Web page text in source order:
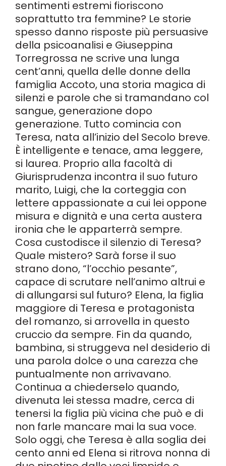
sentimenti estremi fioriscono
soprattutto tra femmine? Le storie
spesso danno risposte più persuasive
della psicoanalisi e Giuseppina
Torregrossa ne scrive una lunga
cent’anni, quella delle donne della
famiglia Accoto, una storia magica di
silenzi e parole che si tramandano col
sangue, generazione dopo
generazione. Tutto comincia con
Teresa, nata all’inizio del Secolo breve.
È intelligente e tenace, ama leggere,
si laurea. Proprio alla facoltà di
Giurisprudenza incontra il suo futuro
marito, Luigi, che la corteggia con
lettere appassionate a cui lei oppone
misura e dignità e una certa austera
ironia che le apparterrà sempre.
Cosa custodisce il silenzio di Teresa?
Quale mistero? Sarà forse il suo
strano dono, “l’occhio pesante”,
capace di scrutare nell’animo altrui e
di allungarsi sul futuro? Elena, la figlia
maggiore di Teresa e protagonista
del romanzo, si arrovella in questo
cruccio da sempre. Fin da quando,
bambina, si struggeva nel desiderio di
una parola dolce o una carezza che
puntualmente non arrivavano.
Continua a chiederselo quando,
divenuta lei stessa madre, cerca di
tenersi la figlia più vicina che può e di
non farle mancare mai la sua voce.
Solo oggi, che Teresa è alla soglia dei
cento anni ed Elena si ritrova nonna di